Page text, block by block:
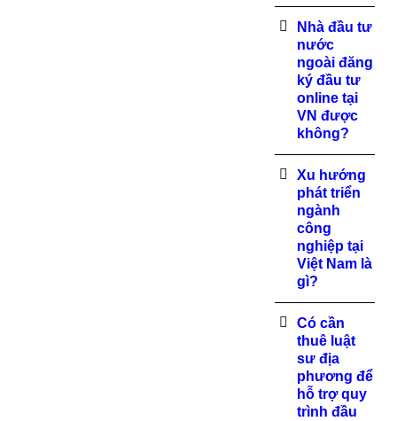
Nhà đầu tư
nước
ngoài đăng
ký đầu tư
online tại
VN được
không?
Xu hướng
phát triển
ngành
công
nghiệp tại
Việt Nam là
gì?
Có cần
thuê luật
sư địa
phương để
hỗ trợ quy
trình đầu